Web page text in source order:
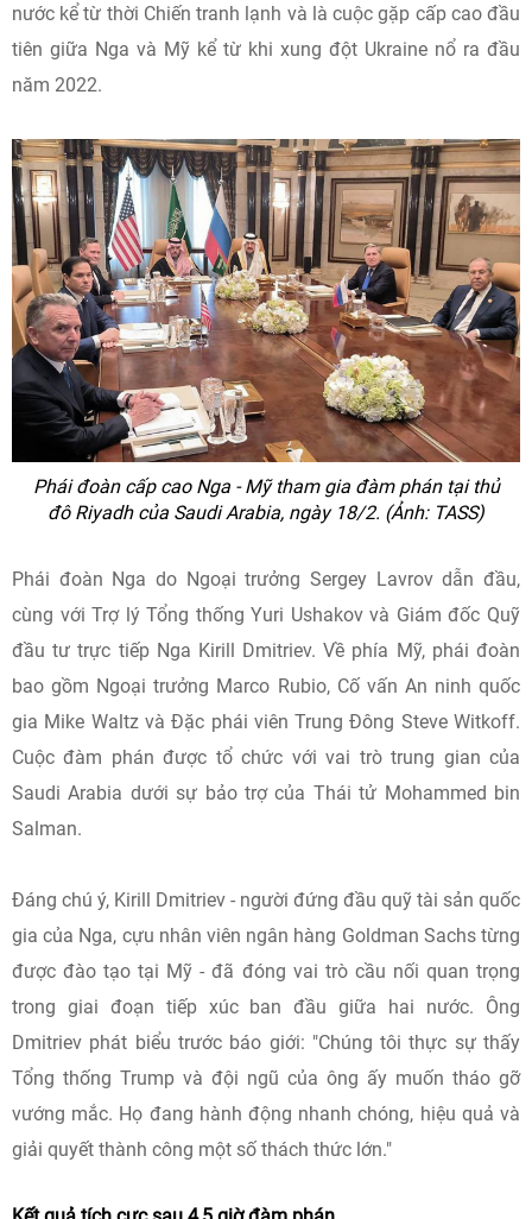
nước kể từ thời Chiến tranh lạnh và là cuộc gặp cấp cao đầu
tiên giữa Nga và Mỹ kể từ khi xung đột Ukraine nổ ra đầu
năm 2022.
Phái đoàn cấp cao Nga - Mỹ tham gia đàm phán tại thủ
đô Riyadh của Saudi Arabia, ngày 18/2. (Ảnh: TASS)
Phái đoàn Nga do Ngoại trưởng Sergey Lavrov dẫn đầu,
cùng với Trợ lý Tổng thống Yuri Ushakov và Giám đốc Quỹ
đầu tư trực tiếp Nga Kirill Dmitriev. Về phía Mỹ, phái đoàn
bao gồm Ngoại trưởng Marco Rubio, Cố vấn An ninh quốc
gia Mike Waltz và Đặc phái viên Trung Đông Steve Witkoff.
Cuộc đàm phán được tổ chức với vai trò trung gian của
Saudi Arabia dưới sự bảo trợ của Thái tử Mohammed bin
Salman.
Đáng chú ý, Kirill Dmitriev - người đứng đầu quỹ tài sản quốc
gia của Nga, cựu nhân viên ngân hàng Goldman Sachs từng
được đào tạo tại Mỹ - đã đóng vai trò cầu nối quan trọng
trong giai đoạn tiếp xúc ban đầu giữa hai nước. Ông
Dmitriev phát biểu trước báo giới: "Chúng tôi thực sự thấy
Tổng thống Trump và đội ngũ của ông ấy muốn tháo gỡ
vướng mắc. Họ đang hành động nhanh chóng, hiệu quả và
giải quyết thành công một số thách thức lớn."